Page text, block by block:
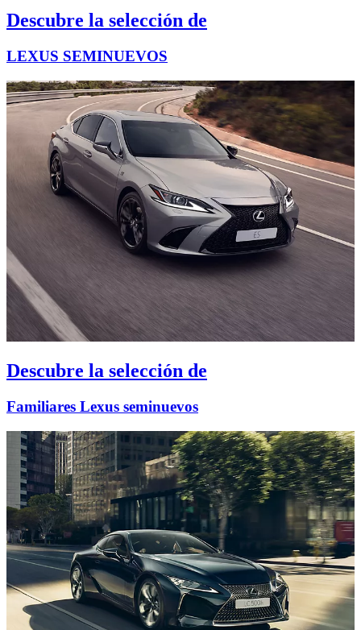
Descubre la selección de
LEXUS SEMINUEVOS
Descubre la selección de
Familiares Lexus seminuevos